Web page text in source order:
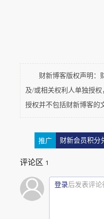
财新博客版权声明：财
及/或相关权利人单独授
授权并不包括财新博客的
推广 财新会员积分
评论区 1
登录后发表评论